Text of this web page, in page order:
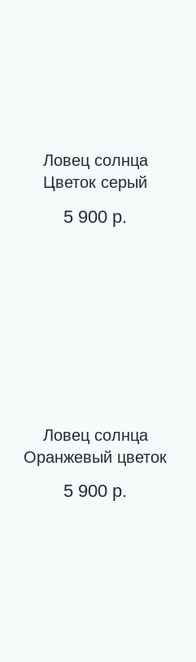
Ловец солнца
Цветок серый
5 900 р.
Ловец солнца
Оранжевый цветок
5 900 р.